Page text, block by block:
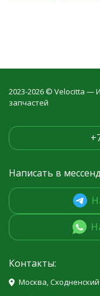
2023-2026 © Velocitta —
запчастей
Написать в
Контакты:
Москва, Сходненский